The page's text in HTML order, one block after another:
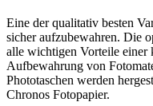
Eine der qualitativ besten
sicher aufzubewahren. Die
alle wichtigen Vorteile einer
Aufbewahrung von
Phototaschen werden
Chronos Fotopapier.